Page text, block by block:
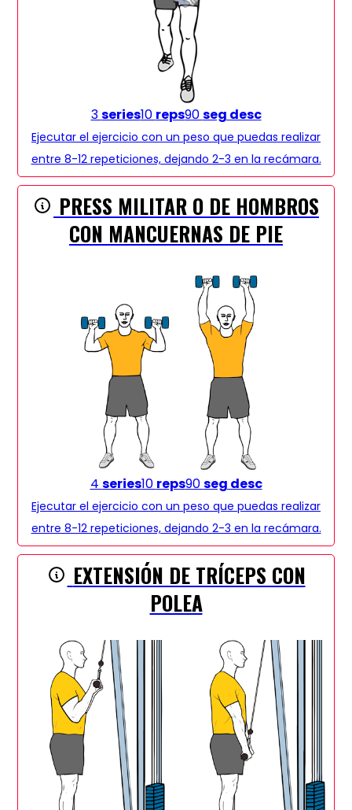
3series10 reps90seg desc
Ejecutar el ejercicio con un peso que puedas realizar
entre 8-12 repeticiones, dejando 2-3 en la recámara.
PRESS MILITAR O DE HOMBROS
CON MANCUERNAS DE PIE
4 series10 reps90seg desc
Ejecutar el ejercicio con un peso que puedas realizar
entre 8-12 repeticiones, dejando 2-3 en la recámara.
EXTENSIÓN DE TRÍCEPS CON
POLEA